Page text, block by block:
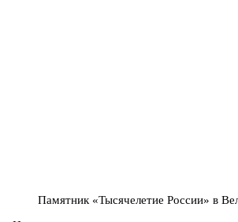
Памятник «Тысячелетие России» в